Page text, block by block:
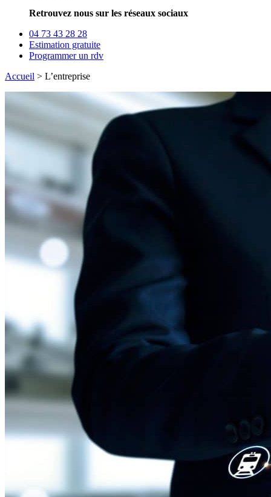
Retrouvez nous sur les réseaux sociaux
04 73 43 28 28
Estimation gratuite
Programmer un rdv
Accueil > L’entreprise